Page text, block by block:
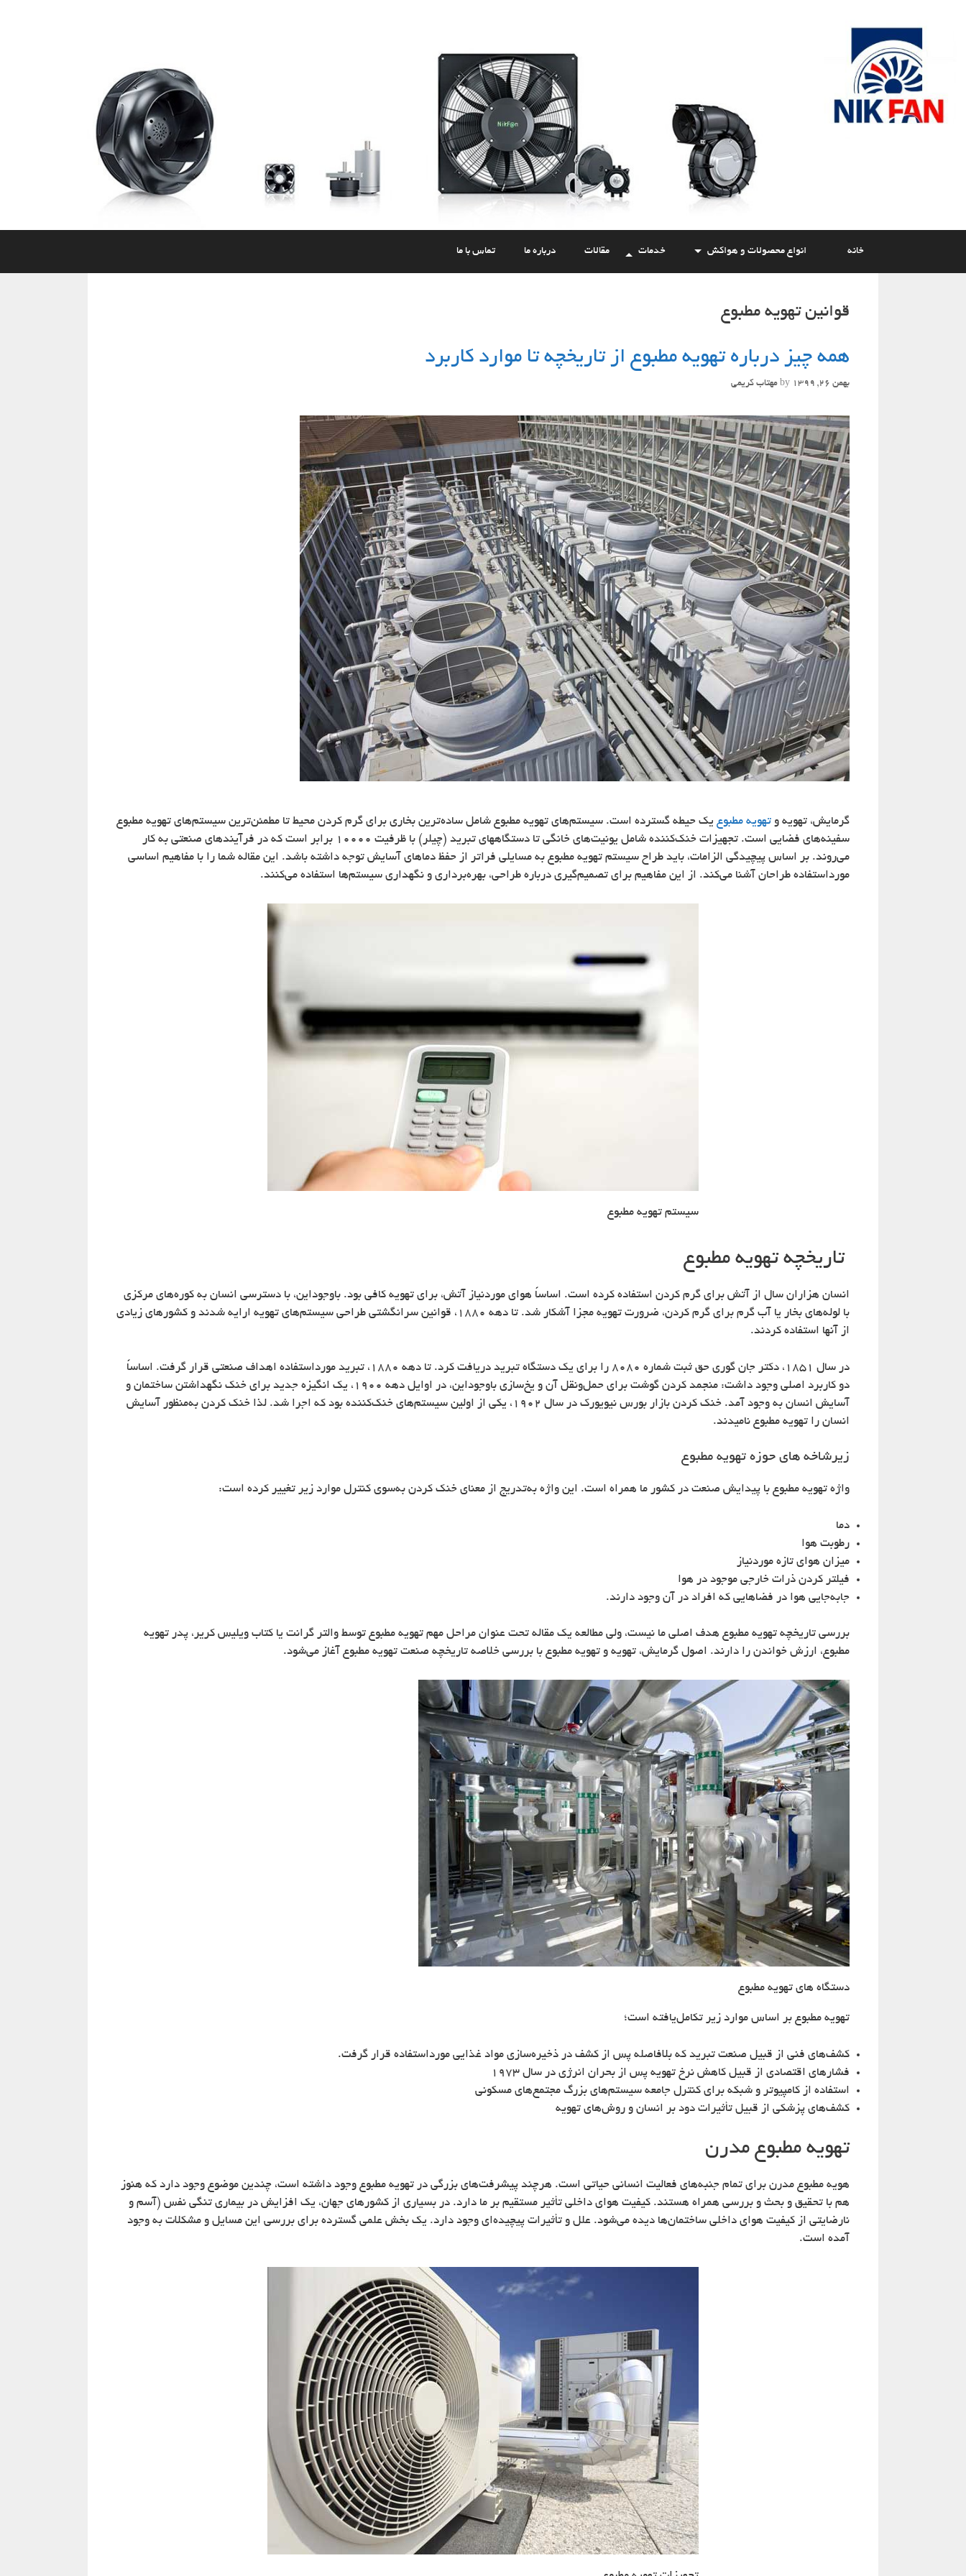
خانه انواع محصولات و هواکش خدمات مقالات درباره ما تماس با ما
قوانین تهویه مطبوع
همه چیز درباره تهویه مطبوع از تاریخچه تا موارد کاربرد
بهمن 26, 1399 by مهتاب کریمی
گرمایش، تهویه و تهویه مطبوع یک حیطه گسترده است. سیستم‌های تهویه مطبوع شامل ساده‌ترین بخاری برای گرم کردن محیط تا مطمئن‌ترین سیستم‌های تهویه مطبوع
سفینه‌های فضایی است. تجهیزات خنک‌کننده شامل یونیت‌های خانگی تا دستگاههای تبرید (چیلر) با ظرفيت ۱۰۰۰۰ برابر است که در فرآیندهای صنعتی به کار
می‌روند. بر اساس پیچیدگی الزامات، باید طراح سیستم تهویه مطبوع به مسایلی فراتر از حفظ دماهای آسایش توجه داشته باشد. این مقاله شما را با مفاهیم اساسی
مورداستفاده طراحان آشنا می‌کند. از این مفاهیم برای تصمیم‌گیری درباره طراحی، بهره‌برداری و نگهداری سیستم‌ها استفاده می‌کنند.
سیستم تهویه مطبوع
تاریخچه تهویه مطبوع
انسان هزاران سال از آتش برای گرم کردن استفاده کرده است. اساساً هوای موردنیاز آتش، برای تهویه کافی بود. باوجوداین، با دسترسی انسان به کوره‌های مرکزی
با لوله‌های بخار یا آب گرم برای گرم کردن، ضرورت تهویه مجزا آشکار شد. تا دهه ۱۸۸۰، قوانین سرانگشتی طراحی سیستم‌های تهویه ارایه شدند و کشورهای زیادی
از آنها استفاده کردند.
در سال ۱۸۵۱، دکتر جان گوری حق ثبت شماره ۸۰۸۰ را برای یک دستگاه تبريد دریافت کرد. تا دهه ۱۸۸۰، تبرید مورداستفاده اهداف صنعتی قرار گرفت. اساساً
دو کاربرد اصلی وجود داشت: منجمد کردن گوشت برای حمل‌ونقل آن و یخ‌سازی باوجوداین، در اوایل دهه ۱۹۰۰، یک انگیزه جدید برای خنک نگهداشتن ساختمان و
آسایش انسان به وجود آمد. خنک کردن بازار بورس نیویورک در سال ۱۹۰۲، یکی از اولین سیستم‌های خنک‌کننده بود که اجرا شد. لذا خنک کردن به‌منظور آسایش
انسان را تهویه مطبوع نامیدند.
زیرشاخه های حوزه تهویه مطبوع
واژه تهویه مطبوع با پیدایش صنعت در کشور ما همراه است. این واژه به‌تدریج از معنای خنک کردن به‌سوی کنترل موارد زیر تغییر کرده است:
دما
رطوبت هوا
میزان هوای تازه موردنیاز
فیلتر کردن ذرات خارجی موجود در هوا
جابه‌جایی هوا در فضاهایی که افراد در آن وجود دارند.
بررسی تاریخچه تهویه مطبوع هدف اصلی ما نیست، ولی مطالعه یک مقاله تحت عنوان مراحل مهم تهویه مطبوع توسط والتر گرانت یا کتاب ویلیس کریر، پدر تهویه
مطبوع، ارزش خواندن را دارند. اصول گرمایش، تهویه و تهویه مطبوع با بررسی خلاصه تاریخچه صنعت تهویه مطبوع آغاز می‌شود.
دستگاه های تهویه مطبوع
تهویه مطبوع بر اساس موارد زیر تکامل‌یافته است؛
کشف‌های فنی از قبیل صنعت تبرید که بلافاصله پس از کشف در ذخیره‌سازی مواد غذایی مورداستفاده قرار گرفت.
فشارهای اقتصادی از قبیل کاهش نرخ تهویه پس از بحران انرژی در سال ۱۹۷۳
استفاده از کامپیوتر و شبکه برای کنترل جامعه سیستم‌های بزرگ مجتمع‌های مسکونی
کشف‌های پزشکی از قبیل تأثیرات دود بر انسان و روش‌های تهویه
تهویه مطبوع مدرن
هویه مطبوع مدرن برای تمام جنبه‌های فعالیت انسانی حیاتی است. هرچند پیشرفت‌های بزرگی در تهویه مطبوع وجود داشته است، چندین موضوع وجود دارد که هنوز
هم با تحقیق و بحث و بررسی همراه هستند. کیفیت هوای داخلی تأثیر مستقیم بر ما دارد. در بسیاری از کشورهای جهان، یک افزایش در بیماری تنگی نفس (آسم و
نارضایتی از کیفیت هوای داخلی ساختمان‌ها دیده می‌شود. علل و تأثیرات پیچیده‌ای وجود دارد. یک بخش علمی گسترده برای بررسی این مسایل و مشکلات به وجود
آمده است.